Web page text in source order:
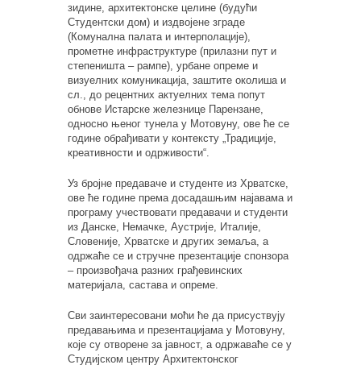
зидине, архитектонске целине (будући
Студентски дом) и издвојене зграде
(Комунална палата и интерполације),
прометне инфраструктуре (прилазни пут и
степеништа – рампе), урбане опреме и
визуелних комуникација, заштите околиша и
сл., до рецентних актуелних тема попут
обнове Истарске железнице Парензане,
односно њеног тунела у Мотовуну, ове ће се
године обрађивати у контексту „Традиције,
креативности и одрживости“.
Уз бројне предаваче и студенте из Хрватске,
ове ће године према досадашњим најавама и
програму учествовати предавачи и студенти
из Данске, Немачке, Аустрије, Италије,
Словеније, Хрватске и других земаља, а
одржаће се и стручне презентације спонзора
– произвођача разних грађевинских
материјала, састава и опреме.
Сви заинтересовани моћи ће да присуствују
предавањима и презентацијама у Мотовуну,
које су отворене за јавност, а одржаваће се у
Студијском центру Архитектонског